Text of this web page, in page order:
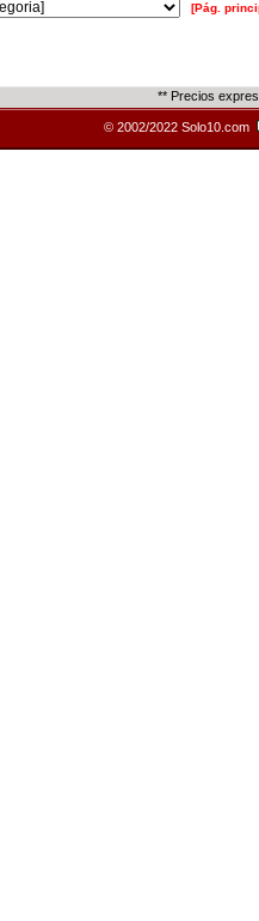
[Pág.
** Precios
© 2002/2022 Solo10.com